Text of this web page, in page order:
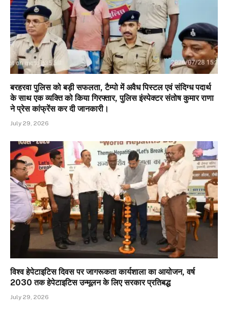
बरहरवा पुलिस को बड़ी सफलता, टैम्पो में अवैध पिस्टल एवं संदिग्ध पदार्थ
के साथ एक व्यक्ति को किया गिरफ्तार, पुलिस इंस्पेक्टर संतोष कुमार राणा
ने प्रेस कांफ्रेंस कर दी जानकारी।
July 29, 2026
विश्व हेपेटाइटिस दिवस पर जागरूकता कार्यशाला का आयोजन, वर्ष
2030 तक हेपेटाइटिस उन्मूलन के लिए सरकार प्रतिबद्ध
July 29, 2026